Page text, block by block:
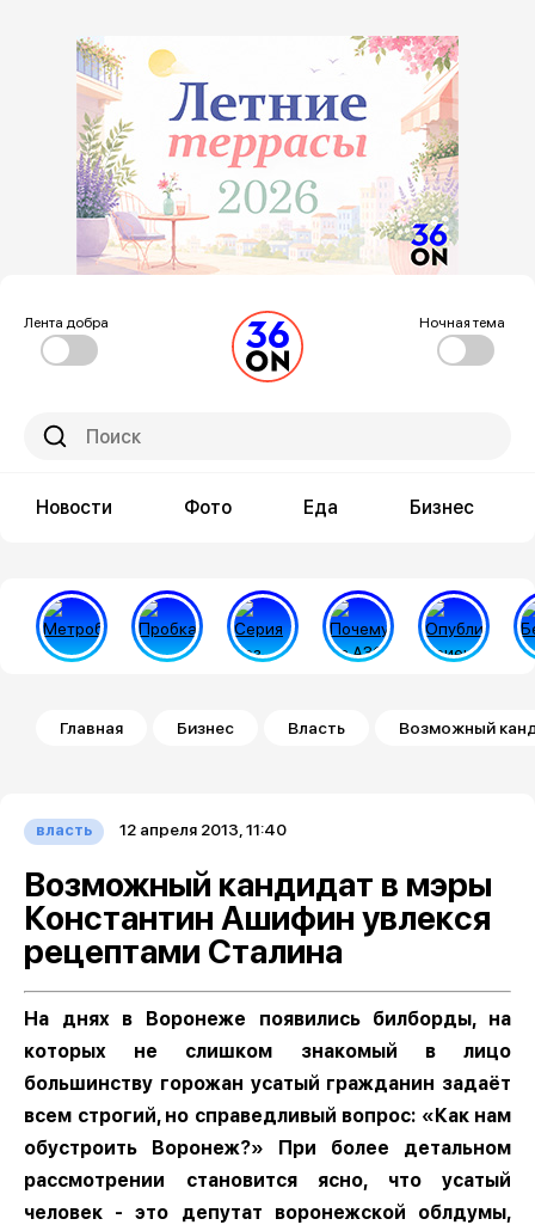
Лента добра Ночная тема
Новости Фото Еда Бизнес
Строка навигации
Главная Бизнес Власть Возможный
власть 12 апреля 2013, 11:40
Возможный кандидат в мэры
Константин Ашифин увлекся
рецептами Сталина
На днях в Воронеже появились билборды, на
которых не слишком знакомый в лицо
большинству горожан усатый гражданин задаёт
всем строгий, но справедливый вопрос: «Как нам
обустроить Воронеж?» При более детальном
рассмотрении становится ясно, что усатый
человек - это депутат воронежской облдумы,